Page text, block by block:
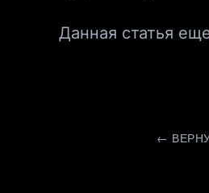
Данная статья
←